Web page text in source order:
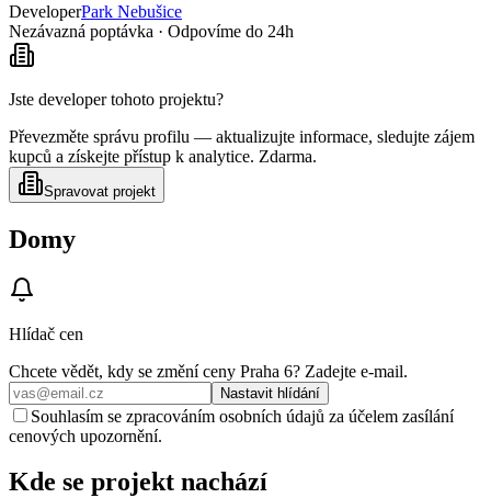
DeveloperPark Nebušice
Nezávazná poptávka · Odpovíme do 24h
Jste developer tohoto projektu?
Převezměte správu profilu — aktualizujte informace, sledujte zájem
kupců a získejte přístup k analytice. Zdarma.
Spravovat projekt
Domy
Hlídač cen
Chcete vědět, kdy se změní ceny Praha 6? Zadejte e‑mail.
Nastavit hlídání
Souhlasím se zpracováním osobních údajů za účelem zasílání
cenových upozornění.
Kde se projekt nachází